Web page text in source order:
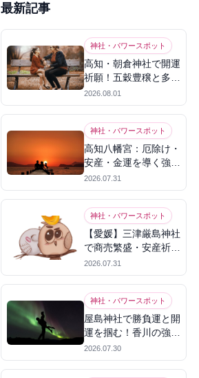
最新記事
神社・パワースポット
高知・朝倉神社で開運
祈願！五穀豊穣と多幸
を呼ぶパワースポット
2026.08.01
神社・パワースポット
高知八幡宮：厄除け・
安産・金運を導く強力
パワースポット
2026.07.31
神社・パワースポット
【愛媛】三津厳島神社
で商売繁盛・安産祈
願！宗像三女神のパワ
ーを授かる
2026.07.31
神社・パワースポット
屋島神社で勝負運と開
運を掴む！香川の強力
パワースポット
2026.07.30